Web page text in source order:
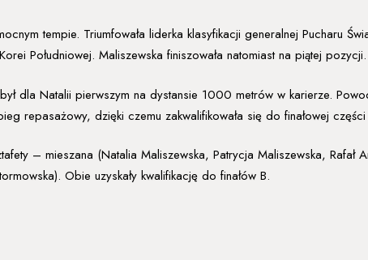
tempie. Triumfowała liderka klasyfikacji generalnej Pucharu
Południowej. Maliszewska finiszowała natomiast na piątej pozycji.
był dla Natalii pierwszym na dystansie 1000 metrów w karierze.
repasażowy, dzięki czemu zakwalifikowała się do finałowej
– mieszana (Natalia Maliszewska, Patrycja Maliszewska, Rafał
Obie uzyskały kwalifikację do finałów B.